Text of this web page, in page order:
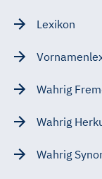
Lexikon
Wahrig
Wahrig
Wahrig